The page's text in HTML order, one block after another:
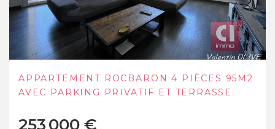
APPARTEMENT T3 (56 M²) EN VENTE À LA
ROQUEBRUSSANNE
135 000 €